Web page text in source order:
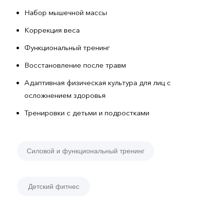
Набор мышечной массы
Коррекция веса
Функциональный тренинг
Восстановление после травм
Адаптивная физическая культура для лиц с
осложнением здоровья
Тренировки с детьми и подростками
Силовой и функциональный тренинг
Детский фитнес